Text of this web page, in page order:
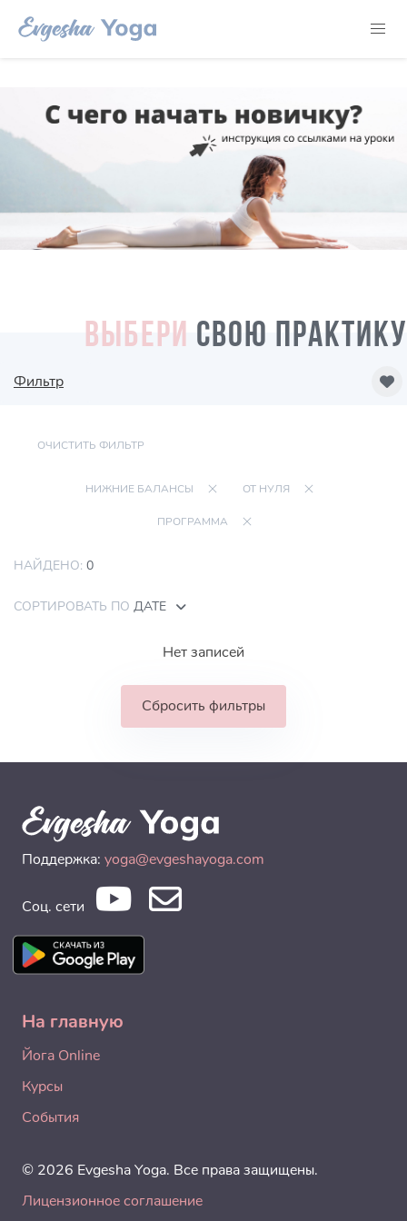
ВЫБЕРИ СВОЮ ПРАКТИКУ
Фильтр
ОЧИСТИТЬ ФИЛЬТР
НИЖНИЕ БАЛАНСЫ ОТ НУЛЯ
ПРОГРАММА
НАЙДЕНО: 0
СОРТИРОВАТЬ ПО ДАТЕ
Нет записей
Сбросить фильтры
Поддержка: yoga@evgeshayoga.com
Соц. сети
На главную
Йога Online
Курсы
События
© 2026 Evgesha Yoga. Все права защищены.
Лицензионное соглашение